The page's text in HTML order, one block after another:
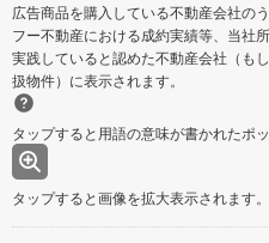
広告商品を購入している不動産会社の
フー不動産における成約実績等、当社
実践していると認めた不動産会社（も
扱物件）に表示されます。
タップすると用語の意味が書かれたポ
タップすると画像を拡大表示されます。